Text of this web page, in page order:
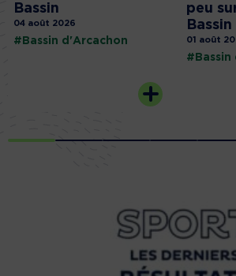
Bassin
04 août 2026
#Bassin d'Arcachon
peu
Bassin
01 août
#Bassin